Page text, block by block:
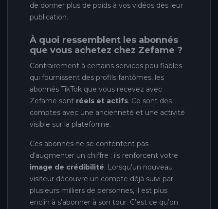
de donner plus de poids à vos vidéos dès leur
publication.
À quoi ressemblent les abonnés
que vous achetez chez Zefame ?
Contrairement à certains services peu fiables
qui fournissent des profils fantômes, les
abonnés TikTok que vous recevez avec
Zefame sont réels et actifs. Ce sont des
comptes avec une ancienneté et une activité
visible sur la plateforme.
Ces abonnés ne se contentent pas
d’augmenter un chiffre : ils renforcent votre
image de crédibilité. Lorsqu’un nouveau
visiteur découvre un compte déjà suivi par
plusieurs milliers de personnes, il est plus
enclin à s’abonner à son tour. C’est ce qu’on